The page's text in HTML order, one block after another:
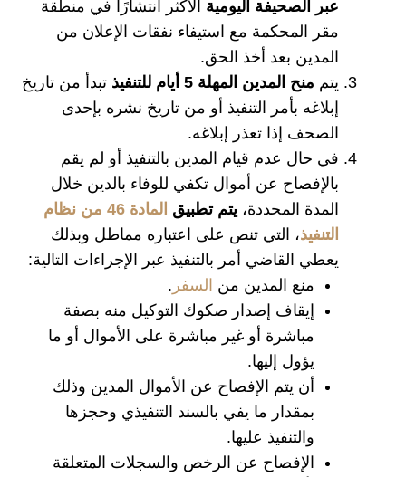
عبر الصحيفة اليومية الأكثر انتشارًا في منطقة
مقر المحكمة مع استيفاء نفقات الإعلان من
المدين بعد أخذ الحق.
يتم منح المدين المهلة 5 أيام للتنفيذ
تبدأ من تاريخ
إبلاغه بأمر التنفيذ أو من تاريخ نشره بإحدى
الصحف إذا تعذر إبلاغه.
في حال عدم قيام المدين بالتنفيذ أو لم يقم
بالإفصاح عن أموال تكفي للوفاء بالدين خلال
المدة المحددة، يتم تطبيق
المادة 46 من نظام
التنفيذ، التي تنص على اعتباره مماطل وبذلك
يعطي القاضي أمر بالتنفيذ عبر الإجراءات التالية:
منع المدين من السفر .
إيقاف إصدار صكوك التوكيل منه بصفة
مباشرة أو غير مباشرة على الأموال أو ما
يؤول إليها.
أن يتم الإفصاح عن الأموال المدين وذلك
بمقدار ما يفي بالسند التنفيذي وحجزها
والتنفيذ عليها.
الإفصاح عن الرخص والسجلات المتعلقة